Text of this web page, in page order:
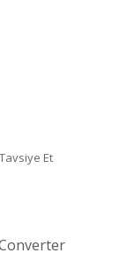
Tavsiye Et